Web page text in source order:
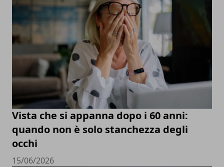
Vista che si appanna dopo i 60 anni:
quando non è solo stanchezza degli
occhi
15/06/2026